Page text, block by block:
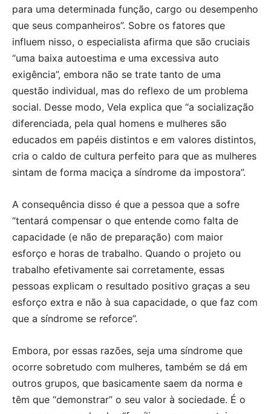
para uma determinada função, cargo ou desempenho
que seus companheiros”. Sobre os fatores que
influem nisso, o especialista afirma que são cruciais
“uma baixa autoestima e uma excessiva auto
exigência”, embora não se trate tanto de uma
questão individual, mas do reflexo de um problema
social. Desse modo, Vela explica que “a socialização
diferenciada, pela qual homens e mulheres são
educados em papéis distintos e em valores distintos,
cria o caldo de cultura perfeito para que as mulheres
sintam de forma maciça a síndrome da impostora”.
A consequência disso é que a pessoa que a sofre
“tentará compensar o que entende como falta de
capacidade (e não de preparação) com maior
esforço e horas de trabalho. Quando o projeto ou
trabalho efetivamente sai corretamente, essas
pessoas explicam o resultado positivo graças a seu
esforço extra e não à sua capacidade, o que faz com
que a síndrome se reforce”.
Embora, por essas razões, seja uma síndrome que
ocorre sobretudo com mulheres, também se dá em
outros grupos, que basicamente saem da norma e
têm que “demonstrar” o seu valor à sociedade. É o